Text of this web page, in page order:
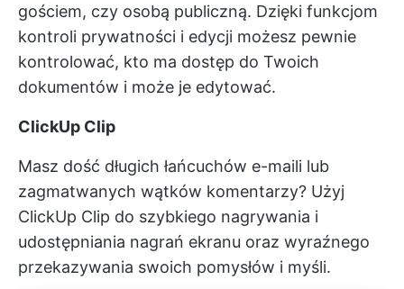
gościem, czy osobą publiczną. Dzięki funkcjom
kontroli prywatności i edycji możesz pewnie
kontrolować, kto ma dostęp do Twoich
dokumentów i może je edytować.
ClickUp Clip
Masz dość długich łańcuchów e-maili lub
zagmatwanych wątków komentarzy? Użyj
ClickUp Clip do szybkiego nagrywania i
udostępniania nagrań ekranu oraz wyraźnego
przekazywania swoich pomysłów i myśli.